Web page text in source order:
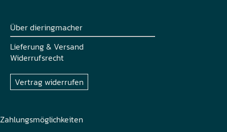
Über dieringmacher
Lieferung & Versand
Widerrufsrecht
Vertrag widerrufen
Zahlungsmöglichkeiten